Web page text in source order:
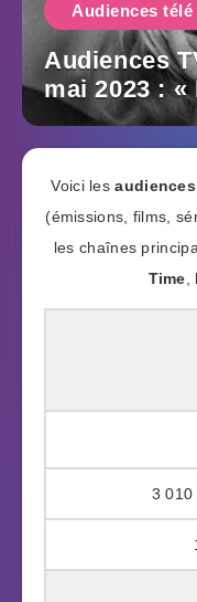
Audiences télé
Audiences
mai 2023 :
Voici les
(émissions, films,
les chaînes
Time
3 010